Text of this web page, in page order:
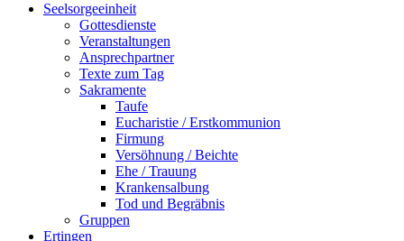
Seelsorgeeinheit
Gottesdienste
Veranstaltungen
Ansprechpartner
Texte zum Tag
Sakramente
Taufe
Eucharistie / Erstkommunion
Firmung
Versöhnung / Beichte
Ehe / Trauung
Krankensalbung
Tod und Begräbnis
Gruppen
Ertingen